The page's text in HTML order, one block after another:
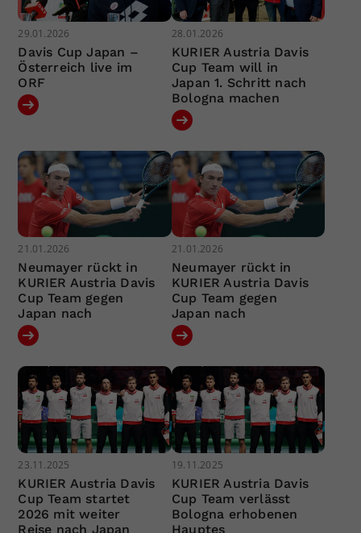
29.01.2026
Davis Cup Japan –
Österreich live im
ORF
28.01.2026
KURIER Austria Davis
Cup Team will in
Japan 1. Schritt nach
Bologna machen
21.01.2026
Neumayer rückt in
KURIER Austria Davis
Cup Team gegen
Japan nach
21.01.2026
Neumayer rückt in
KURIER Austria Davis
Cup Team gegen
Japan nach
23.11.2025
KURIER Austria Davis
Cup Team startet
2026 mit weiter
Reise nach Japan
19.11.2025
KURIER Austria Davis
Cup Team verlässt
Bologna erhobenen
Hauptes